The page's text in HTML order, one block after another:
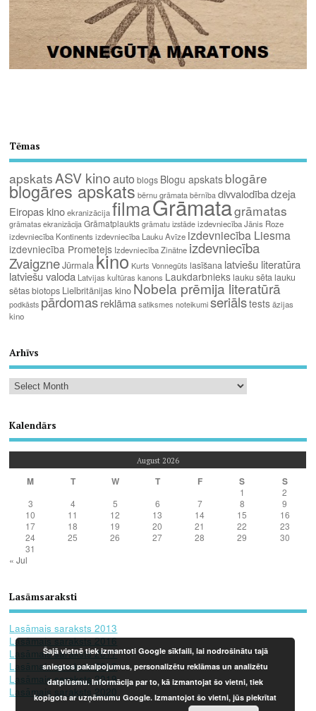
Tēmas
apskats ASV kinoauto blogs Blogu apskats blogāre
blogāres apskats bērnu grāmata bērnība divvalodībadzeja
Eiropas kino ekranizācija filmaGrāmatagrāmatas
grāmatas ekranizācija Grāmatplaukts grāmatu izstāde izdevniecība Jānis Roze
izdevniecība Kontinents izdevniecība Lauku Avīze izdevniecība Liesma
izdevniecība Prometejs Izdevniecība Zinātne izdevniecība
ZvaigzneJūrmala kino Kurts Vonnegūts lasīšana latviešu literatūra
latviešu valoda Latvijas kultūras kanons Laukdarbniekslauku sēta lauku
sētas biotops Lielbritānijas kino Nobela prēmija literatūrā
podkāsts pārdomasreklāma satiksmes noteikumi seriālstests āzijas
kino
Arhīvs
Kalendārs
August 2026
M T W T F S S
1
2
3
4 5 6 7 8
9
10
11 12 13 14 15
16
17
18 19 20 21 22
23
24
25 26 27 28 29
30
31
« Jul
Lasāmsaraksti
Lasāmais saraksts 2013
Lasāmais saraksts 2016
Lasāmais saraksts 2017
Lasāmais saraksts 2018
Lasāmais saraksts 2019
Lasāmais saraksts 2020
Šajā vietnē tiek izmantoti Google sīkfaili, lai nodrošinātu tajā
sniegtos pakalpojumus, personalizētu reklāmas un analizētu
datplūsmu. Informācija par to, kā izmantojat šo vietni, tiek
kopīgota ar uzņēmumu Google. Izmantojot šo vietni, jūs piekrītat